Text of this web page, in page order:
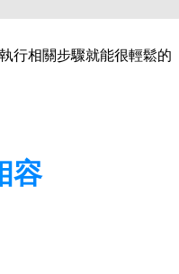
行相關步驟就能很輕鬆的
容